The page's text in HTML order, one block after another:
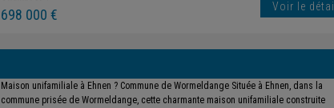
698 000 € Voir le détail
Maison unifamiliale à Ehnen ? Commune de Wormeldange Située à Ehnen, dans la
commune prisée de Wormeldange, cette charmante maison unifamiliale construite